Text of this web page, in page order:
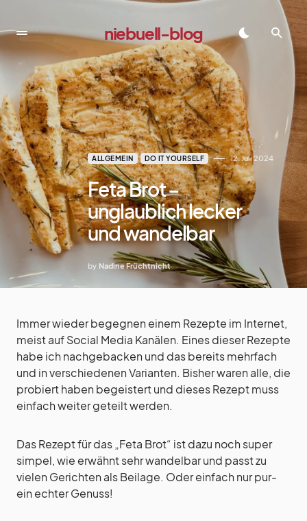
niebuell-blog
dadadada
ALLGEMEIN DO IT YOURSELF 12. Juli 2024
Feta Brot –
unglaublich lecker
und wandelbar
by Nadine Früchtnicht
Immer wieder begegnen einem Rezepte im Internet,
meist auf Social Media Kanälen. Eines dieser Rezepte
habe ich nachgebacken und das bereits mehrfach
und in verschiedenen Varianten. Bisher waren alle, die
probiert haben begeistert und dieses Rezept muss
einfach weiter geteilt werden.
Das Rezept für das „Feta Brot“ ist dazu noch super
simpel, wie erwähnt sehr wandelbar und passt zu
vielen Gerichten als Beilage. Oder einfach nur pur-
ein echter Genuss!